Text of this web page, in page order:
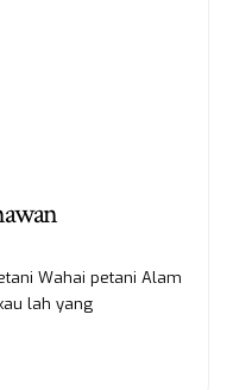
Wahai petani Alam
lah yang